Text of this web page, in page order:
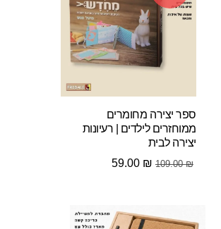
ספר יצירה מחומרים
ממוחזרים לילדים | רעיונות
יצירה לבית
109.00₪
המחיר
109.00 ₪.
59.00 ₪
59.00 ₪.